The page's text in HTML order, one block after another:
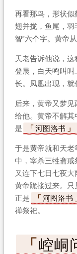
再看那鸟，形状似
翅并拢，鱼尾，羽
智”六个字。黄帝
天老告诉他说，
登晨，白天鸣叫
长。凤凰出现，就
后来，黄帝又梦
给他。黄帝不解
是
河图洛书
于是黄帝就和天
中，宰杀三牲斋
又连下七日七夜大
黄帝跪接过来。只
正是
河图洛书
禅祭祀。
崆峒